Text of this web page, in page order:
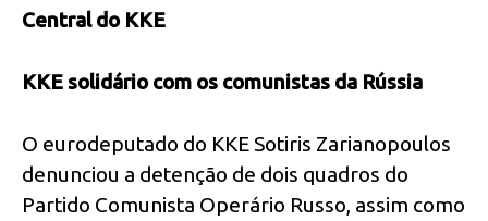
Central do KKE
KKE solidário com os comunistas da Rússia
O eurodeputado do KKE Sotiris Zarianopoulos
denunciou a detenção de dois quadros do
Partido Comunista Operário Russo, assim como